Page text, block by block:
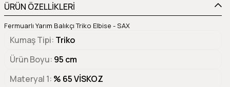
ÜRÜN ÖZELLİKLERİ
Fermuarlı Yarım Balıkçı Triko Elbise - SAX
Kumaş Tipi Triko
Ürün Boyu 95 cm
Materyal 1 % 65 VİSKOZ